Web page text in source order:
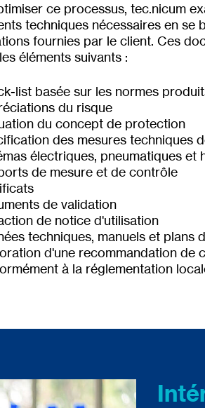
ce processus, tec.nicum
techniques nécessaires en se
fournies par le client. Ces
éléments suivants :
list basée sur les normes
du risque
du concept de protection
des mesures techniques
électriques, pneumatiques et
de mesure et de contrôle
de validation
de notice d'utilisation
techniques, manuels et plans
d'une recommandation de
à la réglementation